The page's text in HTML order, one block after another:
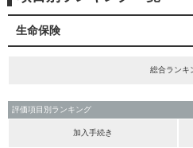
生命保険
総合ランキ
評価項目別ランキング
加入手続き